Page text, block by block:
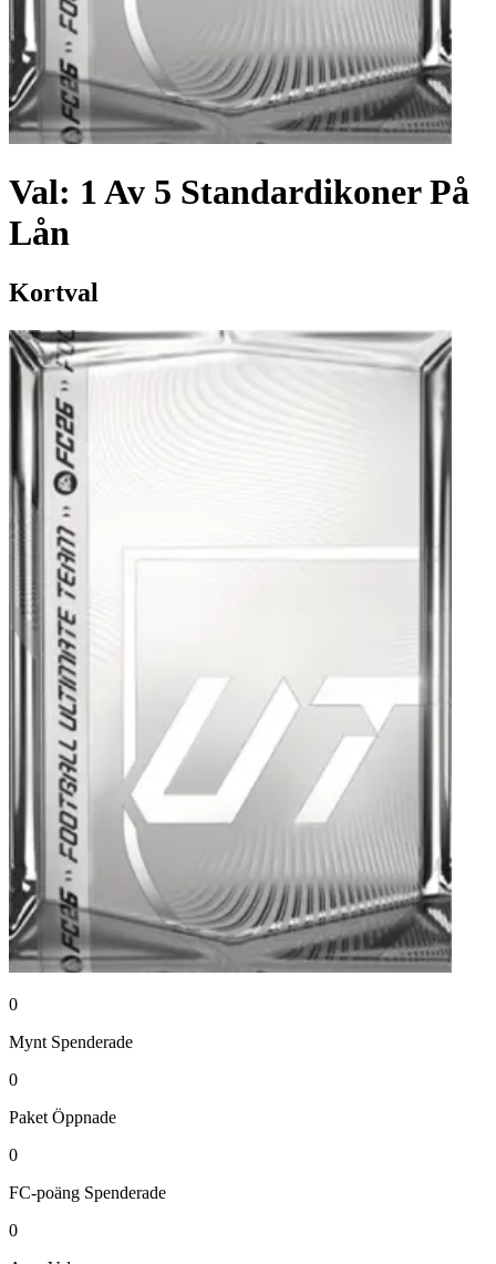
Val: 1 Av 5 Standardikoner På
Lån
Kortval
0
Mynt Spenderade
0
Paket Öppnade
0
FC-poäng Spenderade
0